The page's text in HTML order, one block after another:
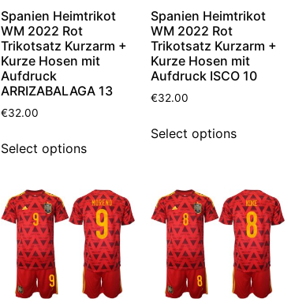
Spanien Heimtrikot
WM 2022 Rot
Trikotsatz Kurzarm +
Kurze Hosen mit
Aufdruck
ARRIZABALAGA 13
€32.00
Select options
Spanien Heimtrikot
WM 2022 Rot
Trikotsatz Kurzarm +
Kurze Hosen mit
Aufdruck ISCO 10
€32.00
Select options